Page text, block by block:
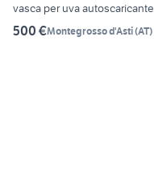
vasca per uva autoscaricante
500 €Montegrosso d'Asti(AT)